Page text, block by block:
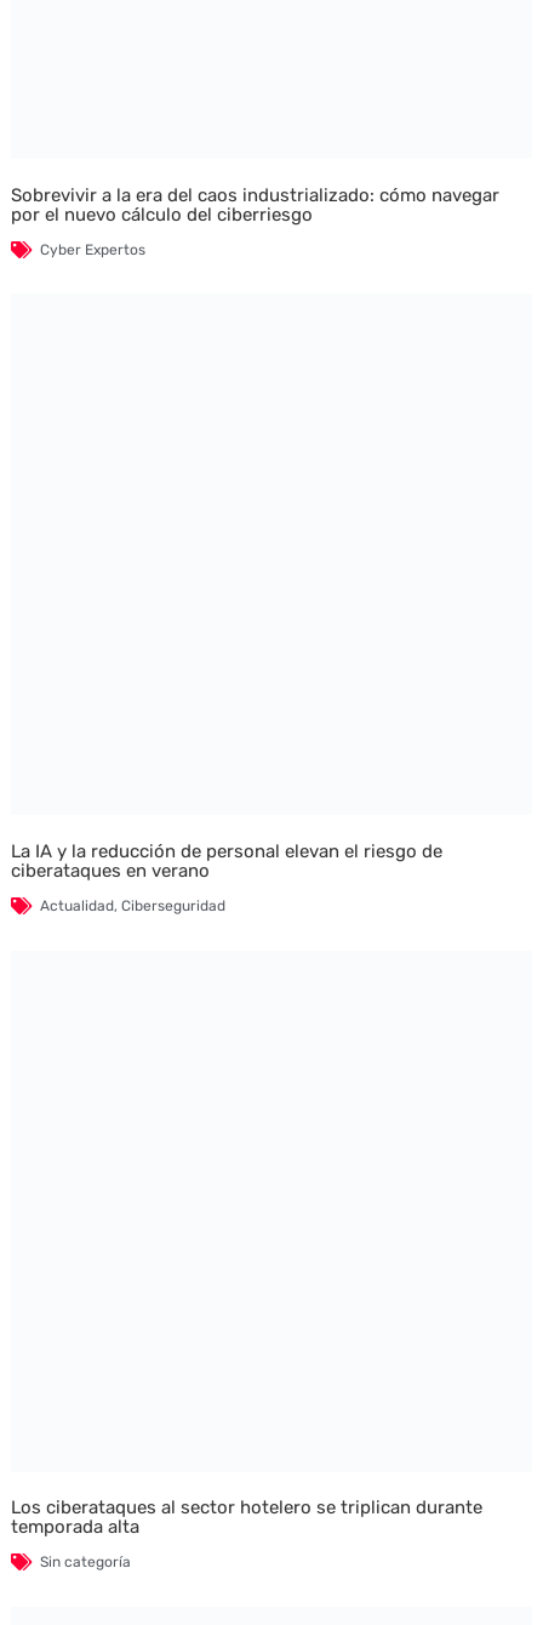
Sobrevivir a la era del caos industrializado: cómo navegar
por el nuevo cálculo del ciberriesgo
Cyber Expertos
La IA y la reducción de personal elevan el riesgo de
ciberataques en verano
Actualidad, Ciberseguridad
Los ciberataques al sector hotelero se triplican durante
temporada alta
Sin categoría